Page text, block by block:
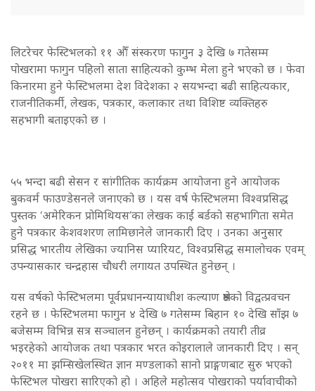
लिटरेचर फेस्टिभलको ११ औँ संस्करण फागुन ३ देखि ७ गतेसम्म
पोखरामा फागुन पहिलो साता साहित्यको कुम्भ मेला हुने भएको छ । फेवा
किनारमा हुने फेस्टिभलमा देश विदेशका २ सयभन्दा बढी साहित्यकार,
राजनीतिकर्मी, लेखक, पत्रकार, कलाकार तथा विशिष्ट व्यक्तिहरु
सहभागी बताइएको छ ।
५५ भन्दा बढी सेसन र सांगीतिक कार्यक्रम आयोजना हुने आयोजक
बुकवर्म फाउण्डेसनले जनाएको छ । यस वर्ष फेस्टिभलमा विश्वप्रसिद्ध
पुस्तक ‘अमेरिकन प्रोमिथियस’का लेखक काई बर्डको सहभागिता समेत
हुने पत्रकार केशवशरण लामिछानेले जानकारी दिए । उनका अनुसार
प्रसिद्ध भारतीय लेखिका ज्यानिस प्यारियट, विश्वप्रसिद्ध समालोचक एवम्
उपन्यासकार चन्द्रहास चौधरी लगायत उपस्थित हुनेछन् ।
यस वर्षको फेस्टिभलमा पूर्वप्रधानन्यायाधीश कल्याण श्रेष्ठको विद्वत्प्रवचन
रहने छ । फेस्टिभलमा फागुन ४ देखि ७ गतेसम्म बिहान १० देखि साँझ ७
बजेसम्म विभिन्न सत्र सञ्चालन हुनेछन् । कार्यक्रमको तयारी तीव्र
भइरहेको आयोजक तथा पत्रकार भरत कोइरालाले जानकारी दिए । सन्
२०११ मा झम्सिखेलस्थित ज्ञान मण्डलाको सानो प्राङ्गणबाट सुरु भएको
फेस्टिभल पोखरा सारिएको हो । अहिले महोत्सव पोखराको पर्यावाचीको